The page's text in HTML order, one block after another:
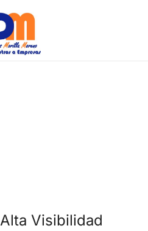
Visibilidad